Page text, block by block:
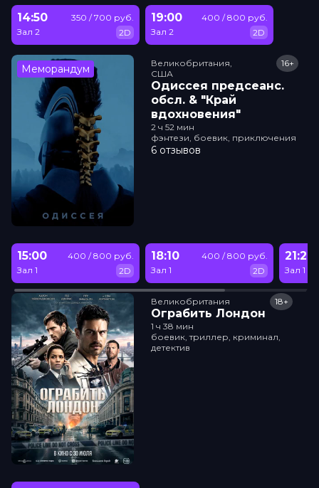
14:50
Зал 2
350 / 700 руб.
2D
19:00
Зал 2
400 / 800 руб.
2D
Меморандум
Великобритания,
США
Одиссея прeдсeанc.
обсл. & "Край
вдохновения"
16+
2 ч 52 мин
фэнтези, боевик, приключения
6 отзывов
15:00
Зал 1
400 / 800 руб.
2D
18:10
Зал 1
400 / 800 руб.
2D
21:20
Зал 1
Великобритания
Ограбить Лондон
18+
1 ч 38 мин
боевик, триллер, криминал,
детектив